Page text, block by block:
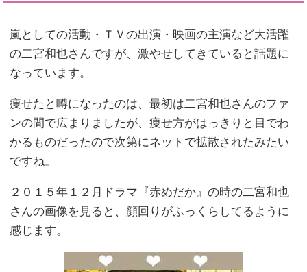
嵐としての活動・ＴＶの出演・映画の主演など大活躍
の二宮和也さんですが、激やせしてきていると話題に
なっています。
痩せたと噂になったのは、最初は二宮和也さんのファ
ンの間で広まりましたが、痩せ方がはっきりと目でわ
かるものだったので次第にネットで拡散されたみたい
ですね。
２０１５年１２月ドラマ『赤めだか』の時の二宮和也
さんの画像を見ると、顔回りがふっくらしてるように
感じます。